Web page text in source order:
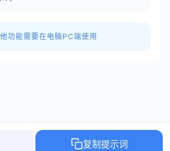
功能需要在电脑PC端使用
复制提示词